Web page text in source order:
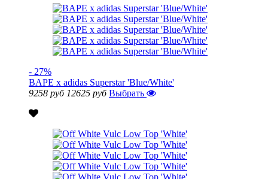
- 27%
BAPE x adidas Superstar 'Blue/White'
9258 руб 12625 руб Выбрать